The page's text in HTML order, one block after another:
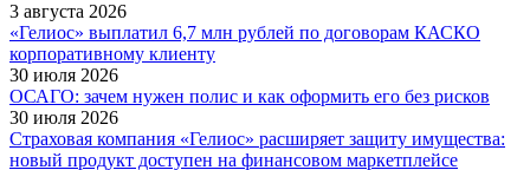
3 августа 2026
«Гелиос» выплатил 6,7 млн рублей по договорам КАСКО
корпоративному клиенту
30 июля 2026
ОСАГО: зачем нужен полис и как оформить его без рисков
30 июля 2026
Страховая компания «Гелиос» расширяет защиту имущества:
новый продукт доступен на финансовом маркетплейсе